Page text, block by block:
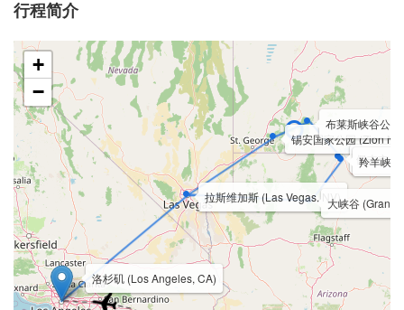
行程简介
洛杉矶 (Los Angeles, CA)
拉斯维加斯 (Las Vegas, NV)
锡安国家公园 (Zion
布莱斯峡谷公
佩吉市
羚羊峡
大峡谷 (Grand
+
−